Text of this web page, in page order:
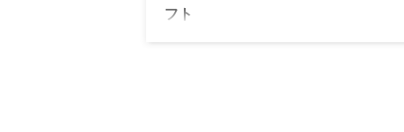
フト